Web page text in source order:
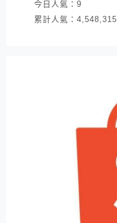
今日人氣： 9
累計人氣： 4,548,315